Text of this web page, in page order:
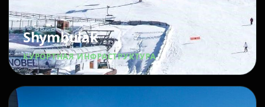
Shymbulak
КУРОРТНАЯ ИНФРАСТРУКТУРА